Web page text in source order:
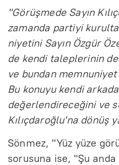
"Görüşmede Sayın
zamanda partiyi
niyetini Sayın Özgür
de kendi taleplerinin
ve bundan
Bu konuyu kendi
değerlendireceğini ve
Kılıçdaroğlu'na dönüş
Sönmez, "Yüz yüze
sorusuna ise, "Şu